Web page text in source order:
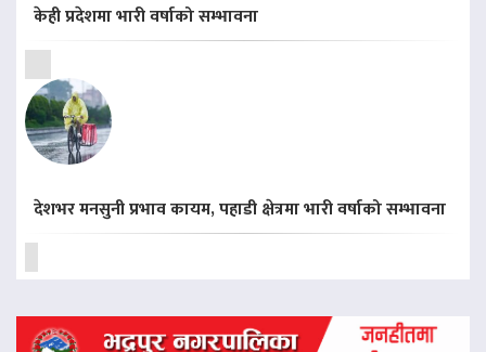
केही प्रदेशमा भारी वर्षाको सम्भावना
देशभर मनसुनी प्रभाव कायम, पहाडी क्षेत्रमा भारी वर्षाको सम्भावना